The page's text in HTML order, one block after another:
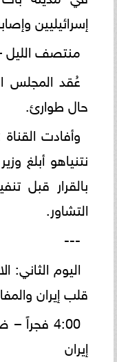
إسرائيليين وإصابة 180
منتصف الليل
عُقد المجلس
حال طوارئ.
نتنياهو أبلغ
بالقرار قبل
التشاور.
---
قلب إيران
4:00
إيران